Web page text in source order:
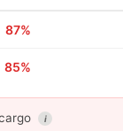
87%
85%
i